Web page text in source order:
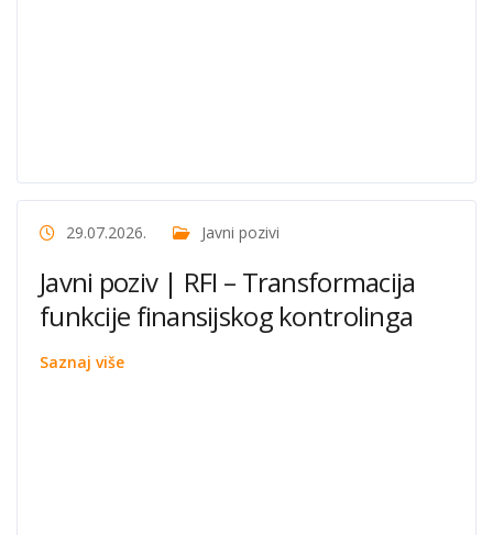
29.07.2026. Javni pozivi
Javni poziv | RFI – Transformacija
funkcije finansijskog kontrolinga
Saznaj više